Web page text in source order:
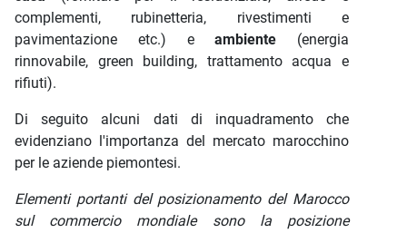
complementi, rubinetteria, rivestimenti e
pavimentazione etc.) eambiente (energia
rinnovabile, green building, trattamento acqua e
rifiuti).
Di seguito alcuni dati di inquadramento che
evidenziano l'importanza del mercato marocchino
per le aziende piemontesi.
Elementi portanti del posizionamento del Marocco
sul commercio mondiale sono la posizione